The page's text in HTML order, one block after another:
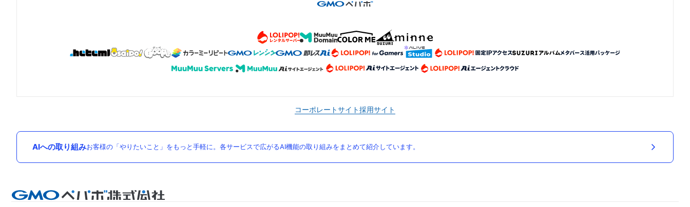
コーポレートサイト採用サイト
AIへの取り組みお客様の「やりたいこと」をもっと手軽に。各サービスで広がるAI機能の取り組みをまとめて紹介しています。